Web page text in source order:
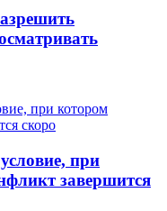
при
завершится